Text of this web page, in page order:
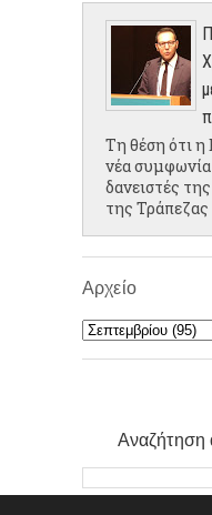
Τη θέση ότι η
νέα
δανειστές
της Τράπεζας
Αρχείο
Αναζήτηση